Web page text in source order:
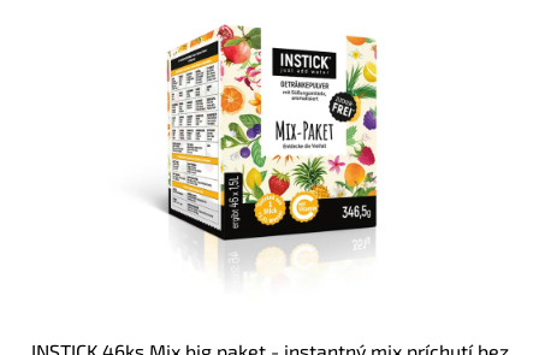
INSTICK 46ks Mix big paket - instantný mix príchutí bez